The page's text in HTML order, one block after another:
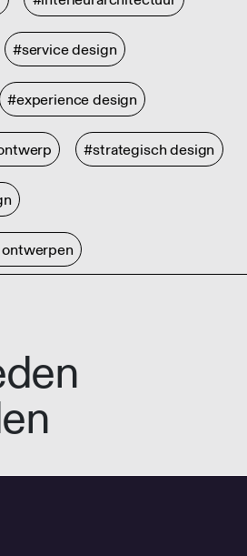
#service design
#experience design
#strategisch design